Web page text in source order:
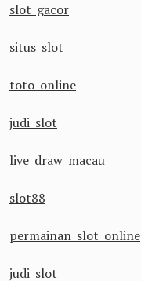
slot gacor
situs slot
toto online
judi slot
live draw macau
slot88
permainan slot online
judi slot